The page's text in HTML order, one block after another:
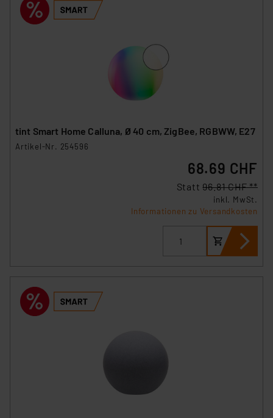
tint Smart Home Calluna, Ø 40 cm, ZigBee, RGBWW, E27
Artikel-Nr. 254596
68.69 CHF
Statt96.81 CHF **
inkl. MwSt.
Informationen zu Versandkosten